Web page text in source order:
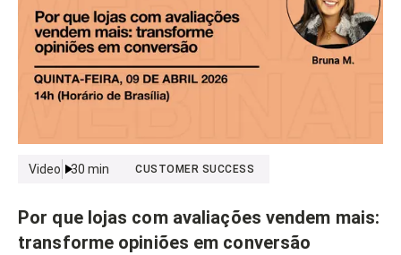
Video 30 min CUSTOMER SUCCESS
Por que lojas com avaliações vendem mais:
transforme opiniões em conversão